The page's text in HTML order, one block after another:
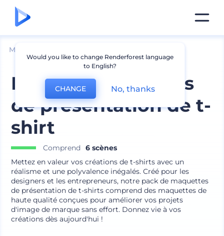
Mockups
Pack de maquettes
de présentation de t-
shirt
Comprend
6 scènes
Mettez en valeur vos créations de t-shirts avec un
réalisme et une polyvalence inégalés. Créé pour les
designers et les entrepreneurs, notre pack de maquettes
de présentation de t-shirts comprend des maquettes de
haute qualité conçues pour améliorer vos projets
d'image de marque sans effort. Donnez vie à vos
créations dès aujourd'hui !
Would you like to change Renderforest language
to English?
CHANGE No, thanks